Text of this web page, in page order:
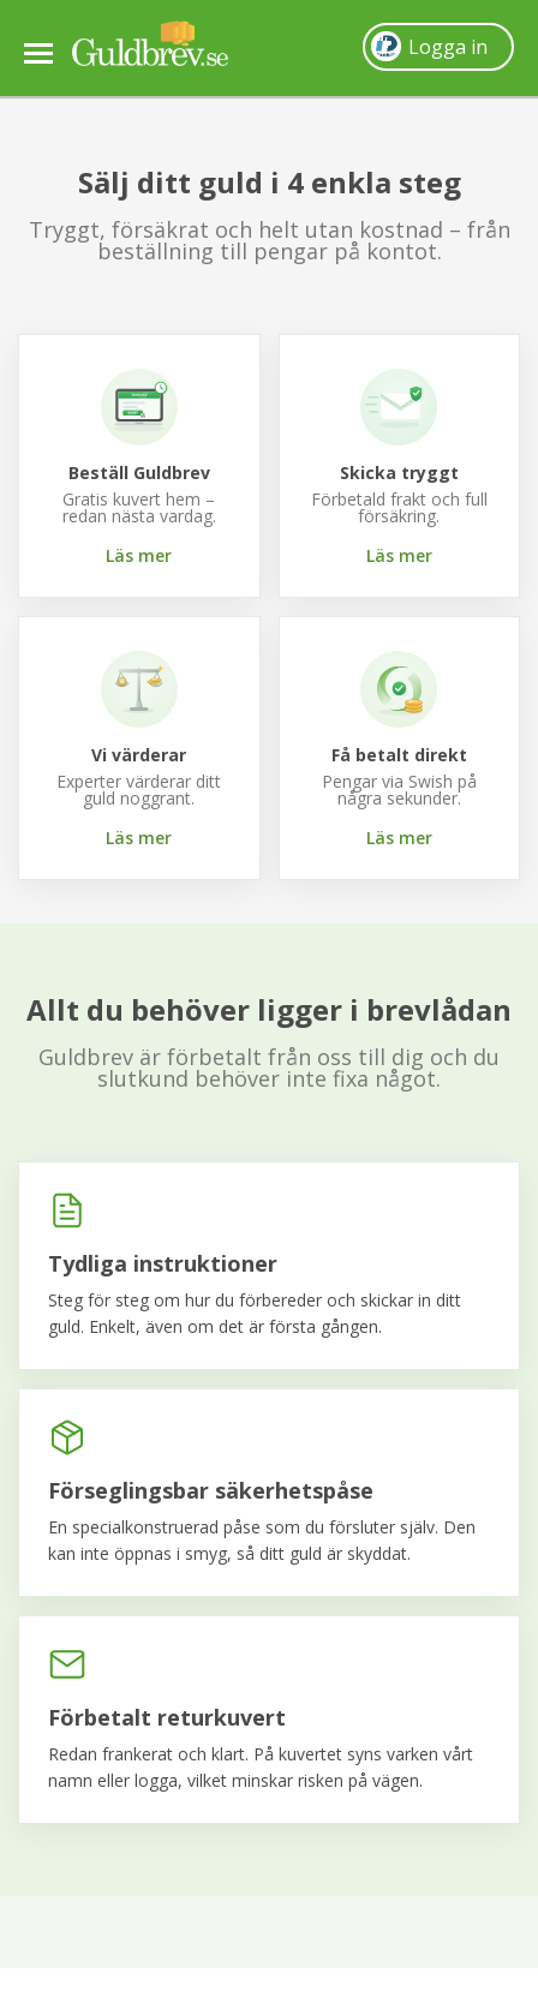
Logga in
Sälj ditt guld i 4 enkla steg
Tryggt, försäkrat och helt utan kostnad – från
beställning till pengar på kontot.
Beställ Guldbrev
Gratis kuvert hem –
redan nästa vardag.
Läs mer
Skicka tryggt
Förbetald frakt och full
försäkring.
Läs mer
Vi värderar
Experter värderar ditt
guld noggrant.
Läs mer
Få betalt direkt
Pengar via Swish på
några sekunder.
Läs mer
Allt du behöver ligger i brevlådan
Guldbrev är förbetalt från oss till dig och du
slutkund behöver inte fixa något.
Tydliga instruktioner
Steg för steg om hur du förbereder och skickar in ditt
guld. Enkelt, även om det är första gången.
Förseglingsbar säkerhetspåse
En specialkonstruerad påse som du försluter själv. Den
kan inte öppnas i smyg, så ditt guld är skyddat.
Förbetalt returkuvert
Redan frankerat och klart. På kuvertet syns varken vårt
namn eller logga, vilket minskar risken på vägen.